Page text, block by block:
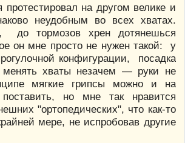
на другом велике и
неудобным во всех хватах.
до тормозов хрен дотянешься
он мне просто не нужен такой: у
конфигурации, посадка
менять хваты незачем — руки не
мягкие грипсы можно и на
но мне так нравится
"ортопедических", что как-то
мере, не испробовав другие